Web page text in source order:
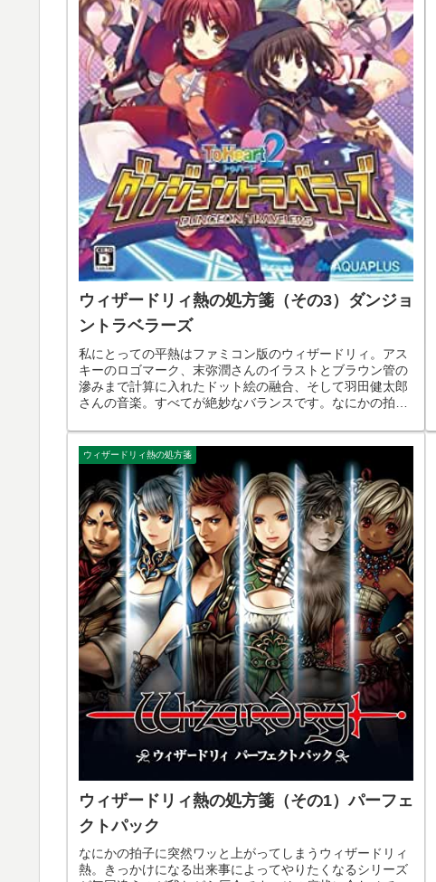
ウィザードリィ熱の処方箋（その3）ダンジョ
ントラベラーズ
私にとっての平熱はファミコン版のウィザードリィ。アス
キーのロゴマーク、末弥潤さんのイラストとブラウン管の
滲みまで計算に入れたドット絵の融合、そして羽田健太郎
さんの音楽。すべてが絶妙なバランスです。なにかの拍子
ウィザードリィ熱の処方箋
ウィザードリィ熱の処方箋（その1）パーフェ
クトパック
なにかの拍子に突然ワッと上がってしまうウィザードリィ
熱。きっかけになる出来事によってやりたくなるシリーズ